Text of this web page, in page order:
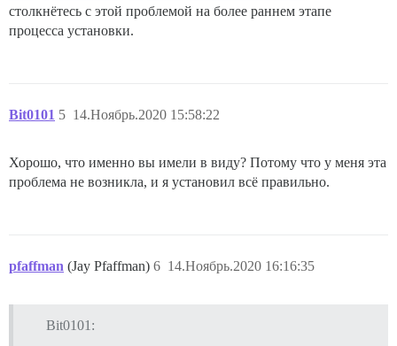
столкнётесь с этой проблемой на более раннем этапе
процесса установки.
Bit0101 14.Ноябрь.2020 15:58:22
5
Хорошо, что именно вы имели в виду? Потому что у меня эта
проблема не возникла, и я установил всё правильно.
pfaffman (Jay Pfaffman) 14.Ноябрь.2020 16:16:35
6
Bit0101: